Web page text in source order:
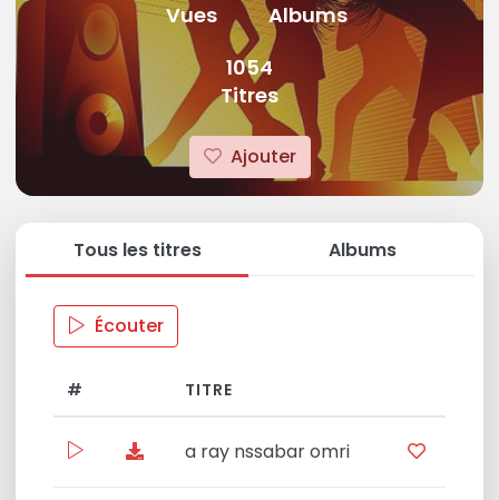
Vues
Albums
1054
Titres
Ajouter
Tous les titres Albums
Écouter
# TITRE
a ray nssabar omri